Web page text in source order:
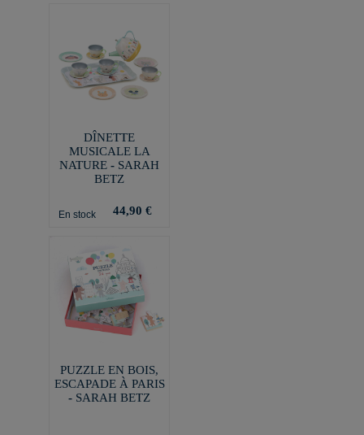
DÎNETTE
MUSICALE LA
NATURE - SARAH
BETZ
En stock 44,90 €
PUZZLE EN BOIS,
ESCAPADE À PARIS
- SARAH BETZ